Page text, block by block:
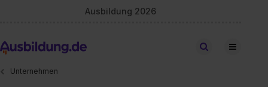
Ausbildung 2026
Stellen finden
Unternehmen